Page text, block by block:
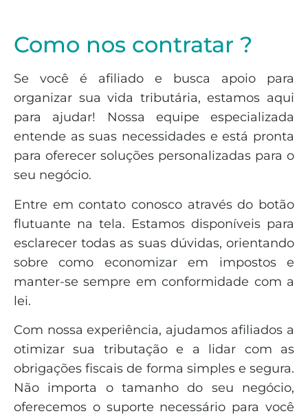
Como nos contratar ?
Se você é afiliado e busca apoio para
organizar sua vida tributária, estamos aqui
para ajudar! Nossa equipe especializada
entende as suas necessidades e está pronta
para oferecer soluções personalizadas para o
seu negócio.
Entre em contato conosco através do botão
flutuante na tela. Estamos disponíveis para
esclarecer todas as suas dúvidas, orientando
sobre como economizar em impostos e
manter-se sempre em conformidade com a
lei.
Com nossa experiência, ajudamos afiliados a
otimizar sua tributação e a lidar com as
obrigações fiscais de forma simples e segura.
Não importa o tamanho do seu negócio,
oferecemos o suporte necessário para você